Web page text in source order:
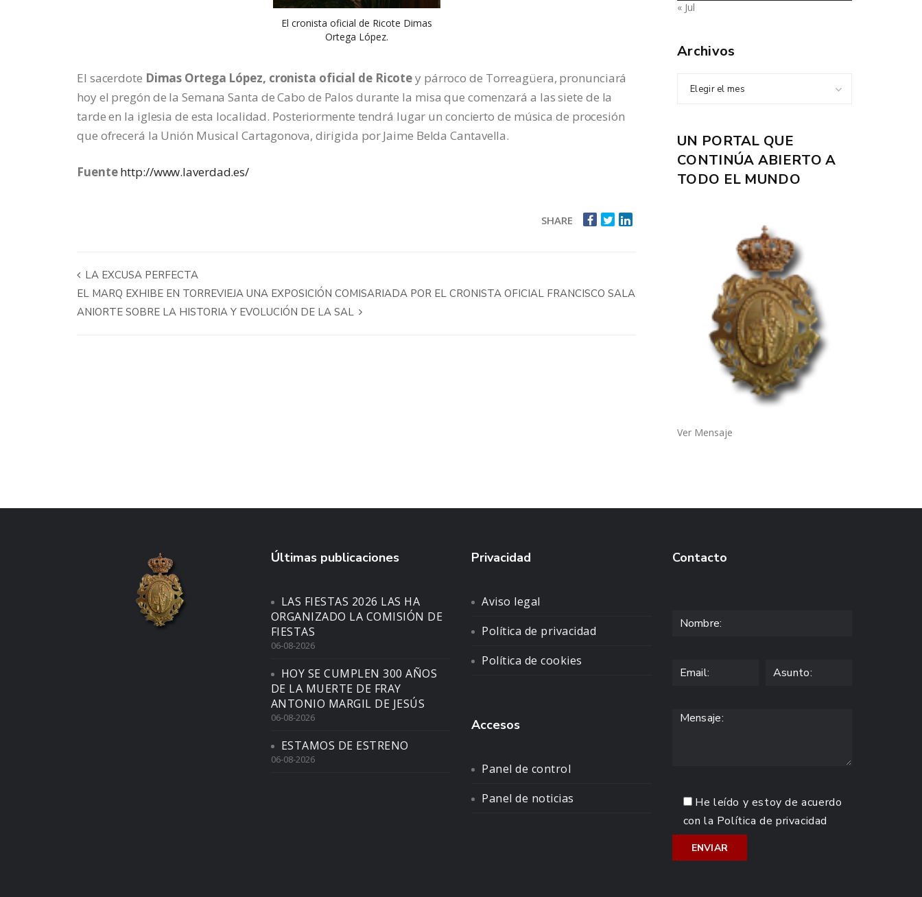
El cronista oficial de Ricote Dimas
Ortega López.
El sacerdote Dimas Ortega López, cronista oficial de Ricotey párroco de Torreagüera, pronunciará
hoy el pregón de la Semana Santa de Cabo de Palos durante la misa que comenzará a las siete de la
tarde en la iglesia de esta localidad. Posteriormente tendrá lugar un concierto de música de procesión
que ofrecerá la Unión Musical Cartagonova, dirigida por Jaime Belda Cantavella.
Fuentehttp://www.laverdad.es/
SHARE
LA EXCUSA PERFECTA
EL MARQ EXHIBE EN TORREVIEJA UNA EXPOSICIÓN COMISARIADA POR EL CRONISTA OFICIAL FRANCISCO SALA
ANIORTE SOBRE LA HISTORIA Y EVOLUCIÓN DE LA SAL
« Jul
Archivos
Elegir el mes
UN PORTAL QUE
CONTINÚA ABIERTO A
TODO EL MUNDO
Ver Mensaje
Últimas publicaciones
LAS FIESTAS 2026 LAS HA
ORGANIZADO LA COMISIÓN DE
FIESTAS
06-08-2026
HOY SE CUMPLEN 300 AÑOS
DE LA MUERTE DE FRAY
ANTONIO MARGIL DE JESÚS
06-08-2026
ESTAMOS DE ESTRENO
06-08-2026
Privacidad
Aviso legal
Política de privacidad
Política de cookies
Accesos
Panel de control
Panel de noticias
Contacto
He leído y estoy de acuerdo
con la Política de privacidad